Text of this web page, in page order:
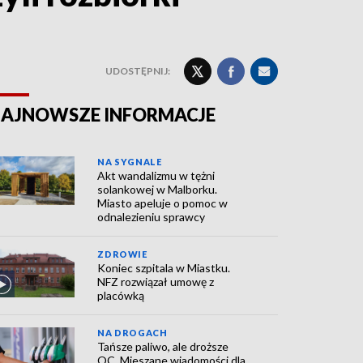
UDOSTĘPNIJ:
INFORMACJE
NA SYGNALE
Akt wandalizmu w tężni
solankowej w Malborku.
Miasto apeluje o pomoc w
odnalezieniu sprawcy
ZDROWIE
Koniec szpitala w Miastku.
NFZ rozwiązał umowę z
placówką
NA DROGACH
Tańsze paliwo, ale droższe
OC. Mieszane wiadomości dla